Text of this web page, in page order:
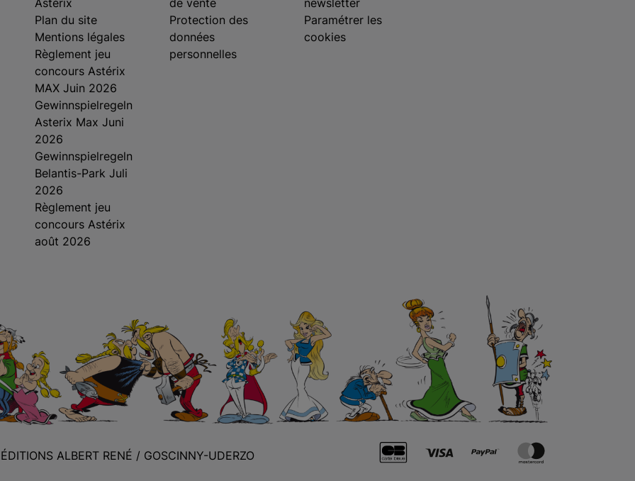
Astérix
Plan du site
Mentions légales
Règlement jeu
concours Astérix
MAX Juin 2026
Gewinnspielregeln
Asterix Max Juni
2026
Gewinnspielregeln
Belantis-Park Juli
2026
Règlement jeu
concours Astérix
août 2026
de vente
Protection des
données
personnelles
newsletter
Paramétrer les
cookies
ALBERT RENÉ / GOSCINNY-UDERZO